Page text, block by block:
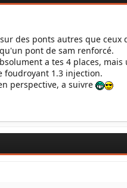
des ponts autres que
pont de sam renforcé.
a tes 4 places,
foudroyant 1.3 injection.
perspective, a suivre